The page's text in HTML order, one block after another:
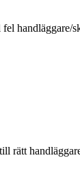
handläggare/
rätt